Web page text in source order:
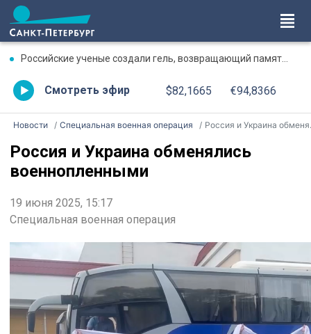
Российские ученые создали гель, возвращающий память после травмы
Смотреть эфир $82,1665 €94,8366
Новости Специальная военная операция Россия и Украина обменялись военнопленными
Россия и Украина обменялись
военнопленными
19 июня 2025, 15:17
Специальная военная операция